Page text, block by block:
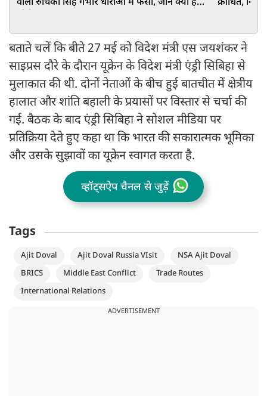
वाली रुचिका सिंह गंभीर धाराओं में फंसी, जानें क्या है
क्रोधित,
बताते चलें कि बीते 27 मई को विदेश मंत्री एस जयशंकर ने
साइप्रस दौरे के दौरान यूक्रेन के विदेश मंत्री एंड्री सिबिहा से
मुलाकात की थी. दोनों नेताओं के बीच हुई बातचीत में क्षेत्रीय
हालात और शांति बहाली के प्रयासों पर विस्तार से चर्चा की
गई. बैठक के बाद एंड्री सिबिहा ने सोशल मीडिया पर
प्रतिक्रिया देते हुए कहा था कि भारत की सकारात्मक भूमिका
और उसके सुझावों का यूक्रेन स्वागत करता है.
व्हॉट्सऐप चैनल से जुड़ें
Tags
Ajit Doval Ajit Doval Russia VIsit
NSA Ajit Doval
BRICS
Middle East Conflict
Trade Routes
International Relations
ADVERTISEMENT